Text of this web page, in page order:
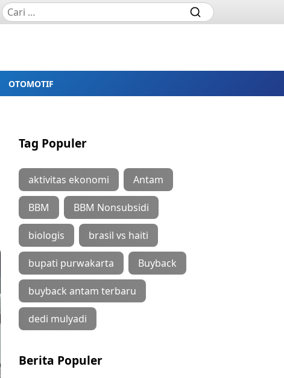
OTOMOTIF
Tag Populer
aktivitas ekonomi Antam
BBM BBM Nonsubsidi
biologis brasil vs haiti
bupati purwakarta Buyback
buyback antam terbaru
dedi mulyadi
Berita Populer